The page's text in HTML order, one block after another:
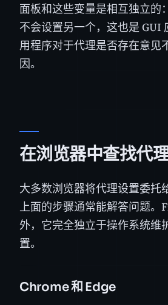
面板和这些变量是相互独立的
不会设置另一个，这也是 GUI
用程序对于代理是否存在意见
因。
在浏览器中查找代
大多数浏览器将代理设置委托
上面的步骤通常能解答问题。
外，它完全独立于操作系统维
置。
Chrome 和 Edge